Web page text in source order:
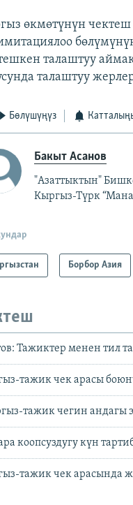
өкмөтүнүн
талаштуу
талаштуу
Бөлүшүңүз
Бакыт Асанов
"Азаттыктын"
Кыргыз-Түрк
Борбор Азия
Тажиктер менен тил
тажик чек арасы
тажик чегин андагы
коопсуздугу күн
тажик чек арасында